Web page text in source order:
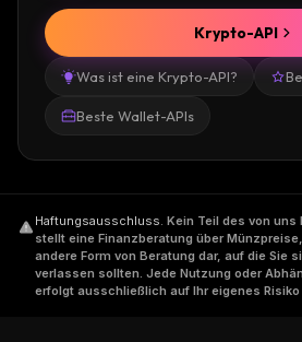
Was ist eine Krypto-API?
Beste Wallet-APIs
Krypto-API
Haftungsausschluss. Kein Teil des von
stellt eine Finanzberatung über
andere Form von Beratung dar, auf die Sie
verlassen sollten. Jede Nutzung oder
erfolgt ausschließlich auf Ihr eigenes Risiko